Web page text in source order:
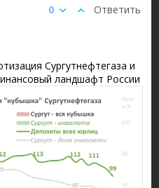
Ответить
0
Сургутнефтегаза и
ландшафт России